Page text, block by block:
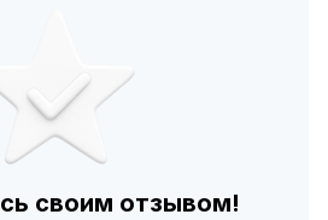
своим отзывом!